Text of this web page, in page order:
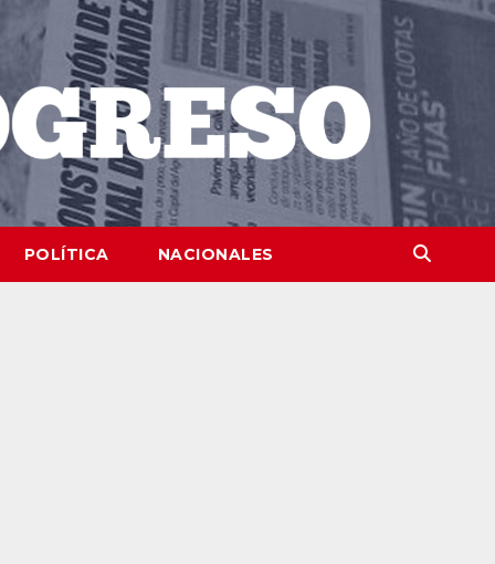
POLÍTICA NACIONALES